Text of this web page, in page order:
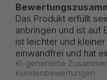
Das Produkt erfüllt
anbringen und ist auf
ist leichter und
einwandfrei und hat
KI-generierte
Kundenbewertungen